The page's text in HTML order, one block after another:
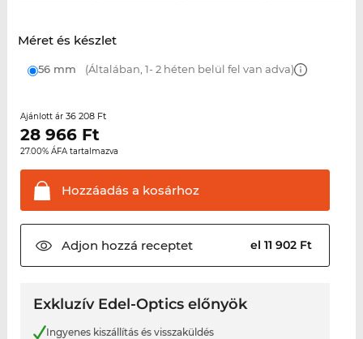
Méret és készlet
56 mm (Általában, 1- 2 héten belül fel van adva)
Ajánlott ár 36 208 Ft
28 966Ft
27.00% ÁFA tartalmazva
Hozzáadás a kosárhoz
Adjon hozzá receptet el 11 902 Ft
Exkluzív Edel-Optics előnyök
Ingyenes kiszállítás és visszaküldés